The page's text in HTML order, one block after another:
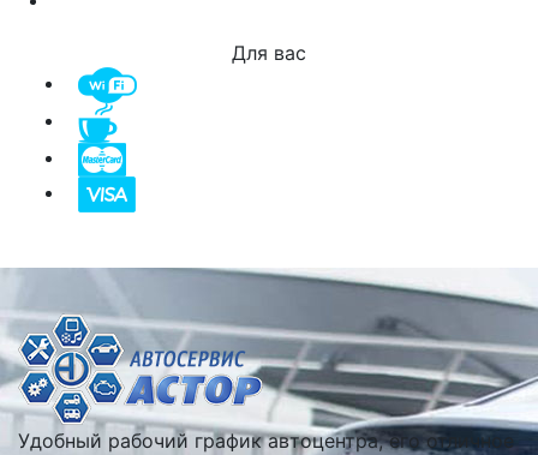
Для вас
Удобный рабочий график автоцентра, его отличное